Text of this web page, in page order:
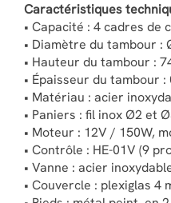
Caractéristiques
• Capacité : 4 cadres de
• Diamètre du tambour :
• Hauteur du tambour :
• Épaisseur du tambour :
• Matériau : acier
• Paniers : fil inox Ø2 et
• Moteur : 12V / 150W,
• Contrôle : HE-01V (9
• Vanne : acier
• Couvercle : plexiglas 4